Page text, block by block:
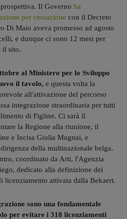
Il Governo ha
per cessazione con il Decreto
Di Maio aveva promesso ad agosto
e dunque ci sono 12 mesi per
il sito.
al Ministero per lo Sviluppo
il tavolo, e questa volta la
all'attivazione del percorso
integrazione straordinaria per tutti
di Figline. Ci sarà il
la Regione alla riunione, il
e Incisa Giulia Mugnai, e
della multinazionale belga.
coordinato da Arti, l'Agenzia
dedicato alla definizione dei
licenziamento attivata dalla Bekaert.
sono una fondamentale
per evitare i 318 licenziamenti